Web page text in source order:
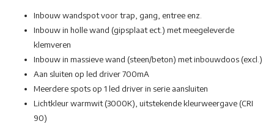
Inbouw wandspot voor trap, gang, entree enz.
Inbouw in holle wand (gipsplaat ect.) met meegeleverde
klemveren
Inbouw in massieve wand (steen/beton) met inbouwdoos (excl.)
Aan sluiten op led driver 700mA
Meerdere spots op 1 led driver in serie aansluiten
Lichtkleur warmwit (3000K), uitstekende kleurweergave (CRI
90)